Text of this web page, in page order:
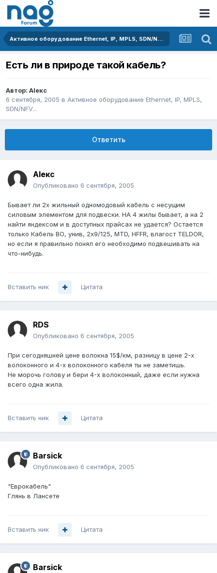
Активное оборудование Ethernet, IP, MPLS, SDN/NFV...
Есть ли в природе такой кабель?
Автор: Аlекс
6 сентября, 2005 в Активное оборудование Ethernet, IP, MPLS,
SDN/NFV...
Ответить
Аlекс
Опубликовано 6 сентября, 2005
Бывает ли 2х жильный одномодовый кабель с несущим
силовым элементом для подвески. НА 4 жилы бывает, а на 2
найти яндексом и в доступных прайсах не удается? Остается
только Кабель ВО, унив, 2x9/125, MTD, HFFR, влагост TELDOR,
но если я правильно понял его необходимо подвешивать на
что-нибудь.
Вставить ник Цитата
RDS
Опубликовано 6 сентября, 2005
При сегодняшней цене волокна 15$/км, разницу в цене 2-х
волоконного и 4-х волоконного кабеля ты не заметишь.
Не морочь голову и бери 4-х волоконный, даже если нужна
всего одна жила.
Вставить ник Цитата
Barsick
Опубликовано 6 сентября, 2005
"Еврокабель"
Глянь в Лансете
Вставить ник Цитата
Barsick